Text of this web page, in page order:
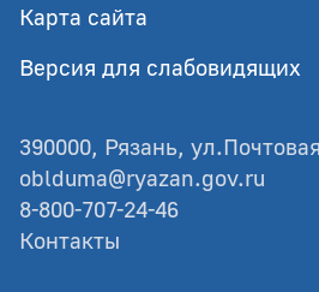
Карта сайта
Версия для слабовидящих
390000, Рязань,
oblduma@ryazan.gov.ru
8-800-707-24-46
Контакты